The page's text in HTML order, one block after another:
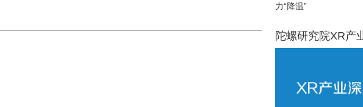
力“降温”
陀螺研究院XR产